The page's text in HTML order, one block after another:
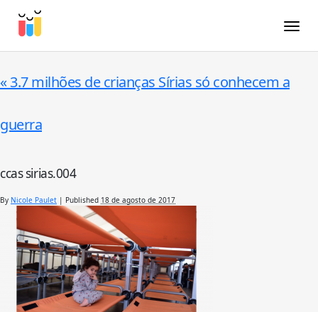
«3.7 milhões de crianças Sírias só conhecem a
guerra
ccas sirias.004
By Nicole Paulet | Published 18 de agosto de 2017